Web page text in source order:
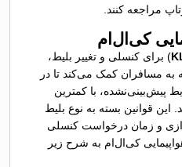
مراجعه کنند.
کی‌ال‌ام
) برای کنسلی و تغییر بلیط،
به مسافران کمک می‌کند تا در
پیش‌بینی‌نشده، با کمترین
این قوانین بسته به نوع بلیط
و زمان درخواست کنسلی
کی‌ال‌ام به شرح زیر